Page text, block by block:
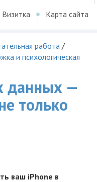
Визитка Карта сайта
работа /
и психологическая
данных —
только
ваш iPhone в